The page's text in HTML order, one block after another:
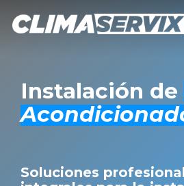
Instalación de
Soluciones